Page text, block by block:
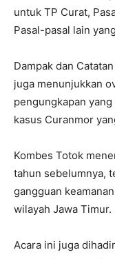
untuk TP Curat,
Pasal-pasal lain
Dampak dan
juga menunjukkan
pengungkapan
kasus Curanmor
Kombes Totok
tahun sebelumnya,
gangguan
wilayah Jawa Timur.
Acara ini juga